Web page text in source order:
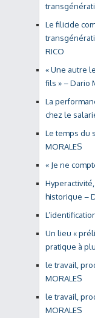
Le filicide
RICO
« Une autre
fils » – Dario
La
chez le
Le temps du
MORALES
« Je ne
historique –
Un lieu «
pratique à
le travail,
MORALES
le travail,
MORALES